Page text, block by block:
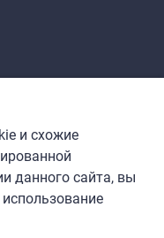
и схожие
данного сайта, вы